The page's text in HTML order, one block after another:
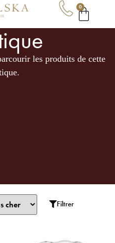
0
les produits de cette
Filtrer